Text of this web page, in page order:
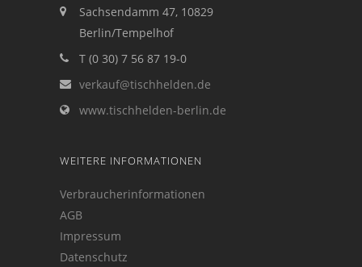
Sachsendamm 47, 10829
Berlin/Tempelhof
T (0 30) 7 56 87 19-0
verkauf@tischhelden.de
www.tischhelden-berlin.de
WEITERE INFORMATIONEN
Verbraucherinformationen
AGB
Impressum
Datenschutz